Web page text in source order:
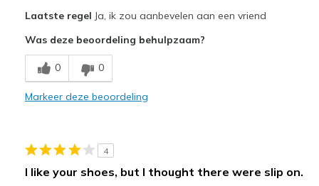
Breathe Well
Comfortable
Laatste regel Ja, ik zou aanbevelen aan een vriend
Was deze beoordeling behulpzaam?
0 0
Markeer deze beoordeling
4
I like your shoes, but I thought there were slip on.